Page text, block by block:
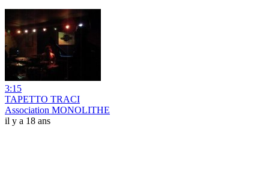
3:15
TAPETTO TRACI
Association MONOLITHE
il y a 18 ans